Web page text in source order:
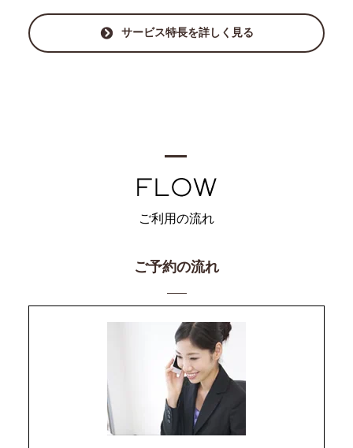
サービス特長を詳しく見る
ご利用の流れ
ご予約の流れ